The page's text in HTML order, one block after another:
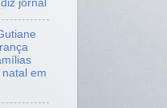
jornal
em